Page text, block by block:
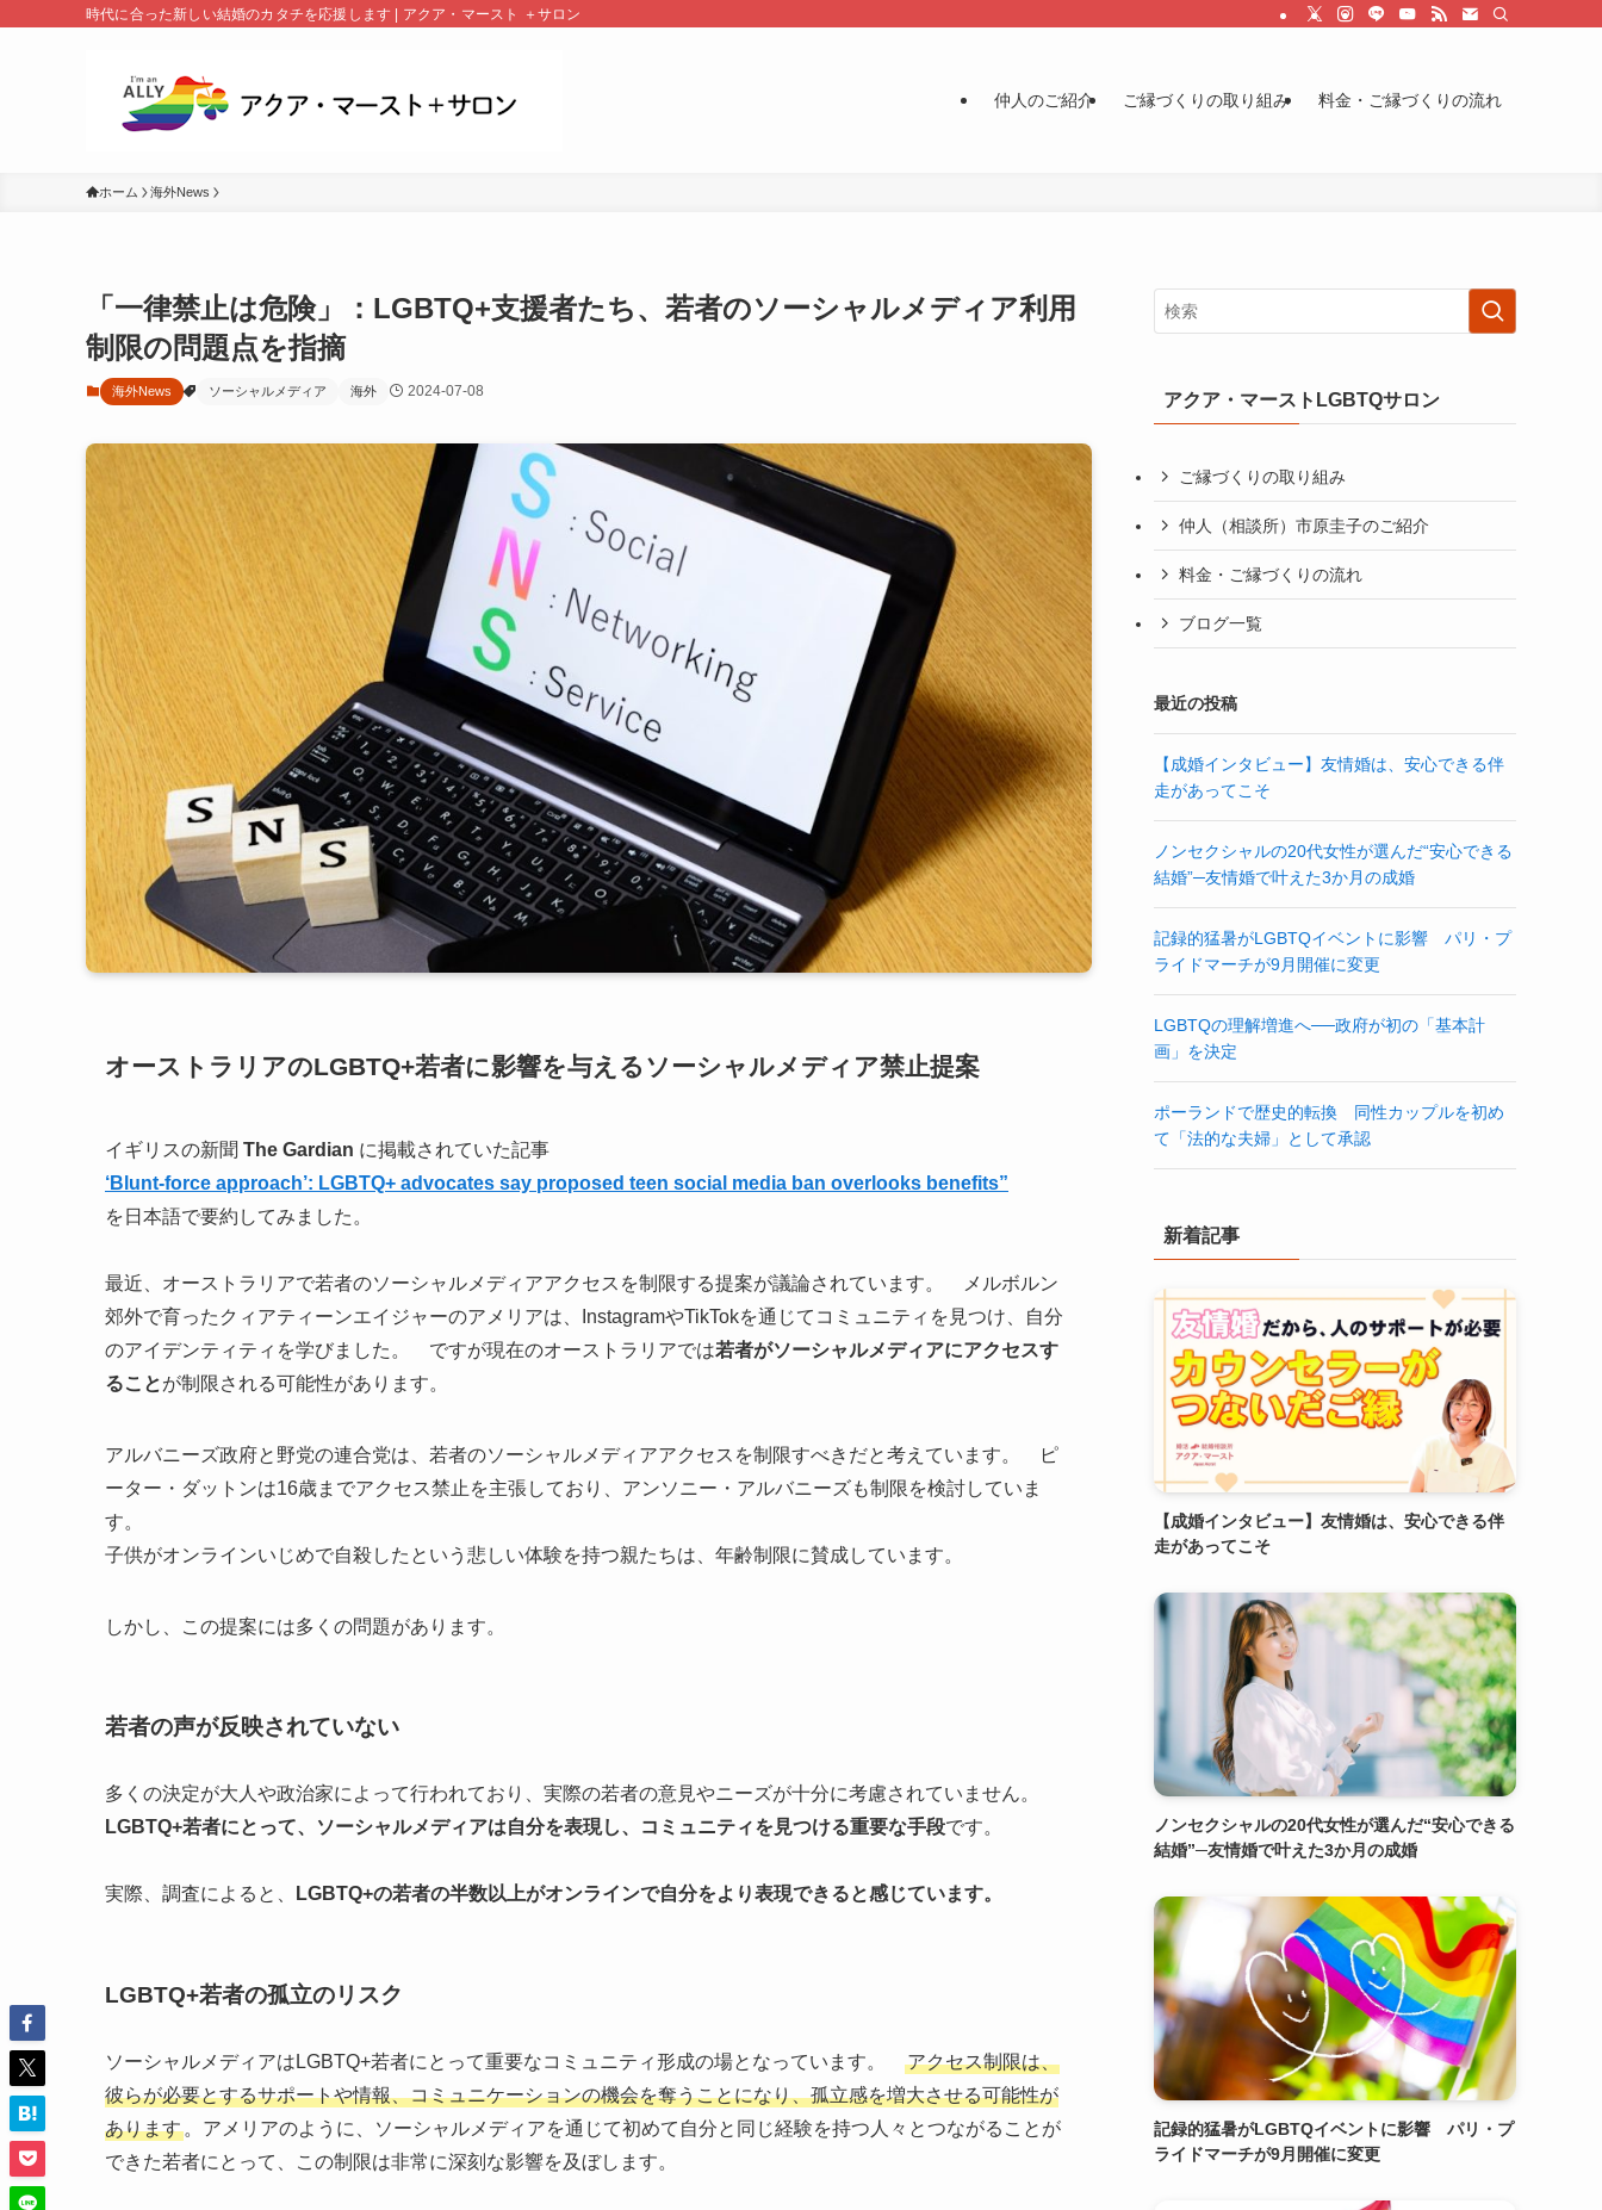
時代に合った新しい結婚のカタチを応援します | アクア・マースト ＋サロン
仲人のご紹介 ご縁づくりの取り組み 料金・ご縁づくりの流れ
ホーム 海外News
「一律禁止は危険」：LGBTQ+支援者たち、若者のソーシャルメディア利用
制限の問題点を指摘
海外News ソーシャルメディア 海外 2024-07-08
オーストラリアのLGBTQ+若者に影響を与えるソーシャルメディア禁止提案
イギリスの新聞 The Gardian に掲載されていた記事
‘Blunt-force approach’: LGBTQ+ advocates say proposed teen social media ban overlooks benefits”
を日本語で要約してみました。
最近、オーストラリアで若者のソーシャルメディアアクセスを制限する提案が議論されています。 メルボルン
郊外で育ったクィアティーンエイジャーのアメリアは、InstagramやTikTokを通じてコミュニティを見つけ、自分
のアイデンティティを学びました。 ですが現在のオーストラリアでは若者がソーシャルメディアにアクセスす
ることが制限される可能性があります。
アルバニーズ政府と野党の連合党は、若者のソーシャルメディアアクセスを制限すべきだと考えています。 ピ
ーター・ダットンは16歳までアクセス禁止を主張しており、アンソニー・アルバニーズも制限を検討していま
す。
子供がオンラインいじめで自殺したという悲しい体験を持つ親たちは、年齢制限に賛成しています。
しかし、この提案には多くの問題があります。
若者の声が反映されていない
多くの決定が大人や政治家によって行われており、実際の若者の意見やニーズが十分に考慮されていません。
LGBTQ+若者にとって、ソーシャルメディアは自分を表現し、コミュニティを見つける重要な手段です。
実際、調査によると、 LGBTQ+の若者の半数以上がオンラインで自分をより表現できると感じています。
LGBTQ+若者の孤立のリスク
ソーシャルメディアはLGBTQ+若者にとって重要なコミュニティ形成の場となっています。
アクセス制限は、
彼らが必要とするサポートや情報、コミュニケーションの機会を奪うことになり、孤立感を増大させる可能性が
あります 。アメリアのように、ソーシャルメディアを通じて初めて自分と同じ経験を持つ人々とつながることが
できた若者にとって、この制限は非常に深刻な影響を及ぼします。
アクア・マーストLGBTQサロン
ご縁づくりの取り組み
仲人（相談所）市原圭子のご紹介
料金・ご縁づくりの流れ
ブログ一覧
最近の投稿
【成婚インタビュー】友情婚は、安心できる伴
走があってこそ
ノンセクシャルの20代女性が選んだ“安心できる
結婚”─友情婚で叶えた3か月の成婚
記録的猛暑がLGBTQイベントに影響 パリ・プ
ライドマーチが9月開催に変更
LGBTQの理解増進へ──政府が初の「基本計
画」を決定
ポーランドで歴史的転換 同性カップルを初め
て「法的な夫婦」として承認
新着記事
【成婚インタビュー】友情婚は、安心できる伴
走があってこそ
ノンセクシャルの20代女性が選んだ“安心できる
結婚”─友情婚で叶えた3か月の成婚
記録的猛暑がLGBTQイベントに影響 パリ・プ
ライドマーチが9月開催に変更